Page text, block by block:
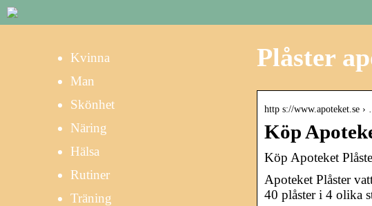
Plåster
http s://www.apoteket.se
Köp
Köp Apoteket
Apoteket Plåster
40 plåster i 4 olika
Kvinna
Man
Skönhet
Näring
Hälsa
Rutiner
Träning